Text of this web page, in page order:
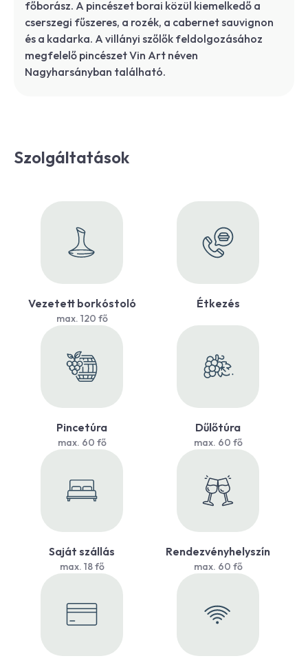
főborász. A pincészet borai közül kiemelkedő a
cserszegi fűszeres, a rozék, a cabernet sauvignon
és a kadarka. A villányi szőlők feldolgozásához
megfelelő pincészet Vin Art néven
Nagyharsányban található.
Szolgáltatások
Vezetett borkóstoló
max. 120 fő
Étkezés
Pincetúra
max. 60 fő
Dűlőtúra
max. 60 fő
Saját szállás
max. 18 fő
Rendezvényhelyszín
max. 60 fő